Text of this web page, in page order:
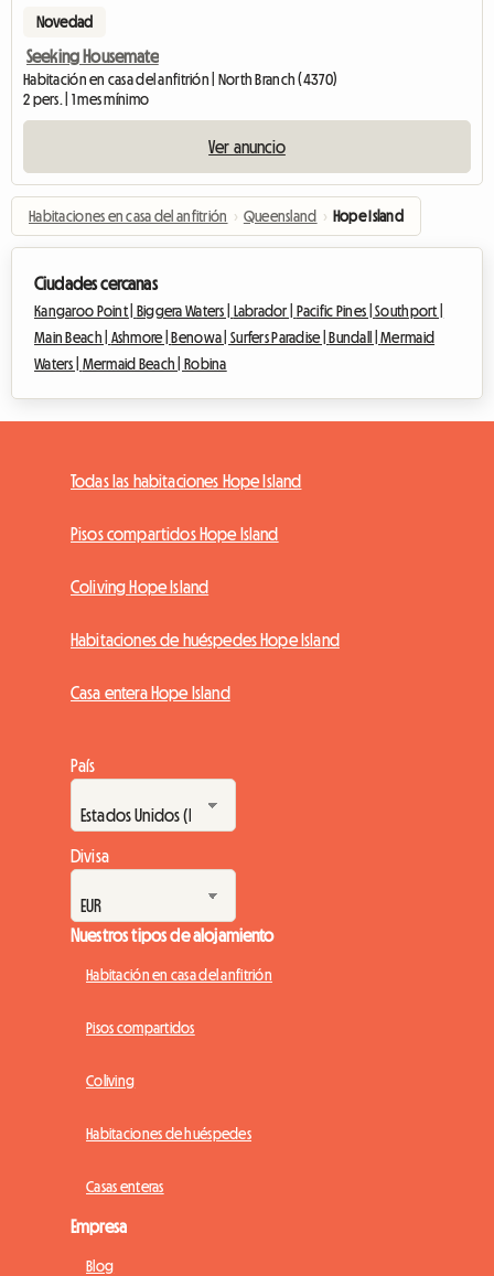
Novedad
Seeking Housemate
Habitación en casa del anfitrión | North Branch (4370)
2 pers. | 1 mes mínimo
Ver anuncio
Habitaciones en casa del anfitrión › Queensland › Hope Island
Ciudades cercanas
Kangaroo Point | Biggera Waters | Labrador | Pacific Pines |Southport |
Main Beach | Ashmore |Benowa | Surfers Paradise |Bundall |Mermaid
Waters | Mermaid Beach |Robina
Todas las habitaciones Hope Island
Pisos compartidos Hope Island
Coliving Hope Island
Habitaciones de huéspedes Hope Island
Casa entera Hope Island
País
Divisa
Nuestros tipos de alojamiento
Habitación en casa del anfitrión
Pisos compartidos
Coliving
Habitaciones de huéspedes
Casas enteras
Empresa
Blog